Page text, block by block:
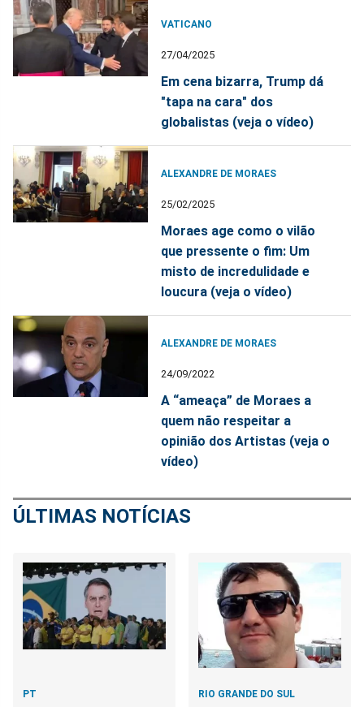
VATICANO
27/04/2025
Em cena bizarra, Trump dá
"tapa na cara" dos
globalistas (veja o vídeo)
ALEXANDRE DE MORAES
25/02/2025
Moraes age como o vilão
que pressente o fim: Um
misto de incredulidade e
loucura (veja o vídeo)
ALEXANDRE DE MORAES
24/09/2022
A “ameaça” de Moraes a
quem não respeitar a
opinião dos Artistas (veja o
vídeo)
ÚLTIMAS NOTÍCIAS
PT RIO GRANDE DO SUL